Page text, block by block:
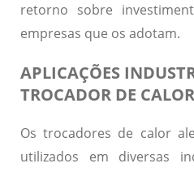
retorno sobre
empresas que os adotam.
APLICAÇÕES
TROCADOR DE
Os trocadores de calor
utilizados em diversas